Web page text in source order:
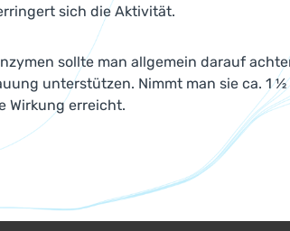
sich die Aktivität.
sollte man allgemein darauf
unterstützen. Nimmt man sie ca. 1
Wirkung erreicht.